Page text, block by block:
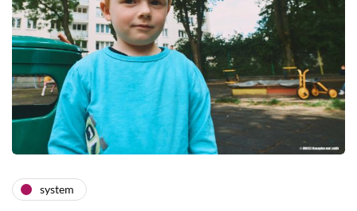
system